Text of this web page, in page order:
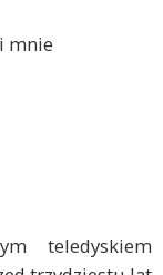
mnie
teledyskiem